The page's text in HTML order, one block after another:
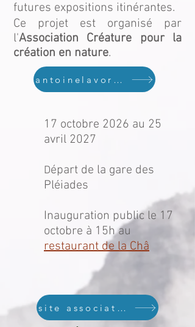
futures expositions itinérantes.
Ce projet est organisé par
l'Association Créature pour la
création en nature.
antoinelavorel.ch
17 octobre 2026 au 25
avril 2027
Départ de la gare des
Pléiades
Inauguration public le 17
octobre à 15h au
restaurant de la Châ
site association